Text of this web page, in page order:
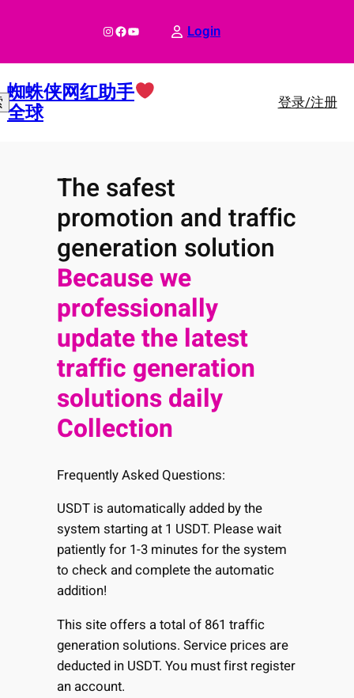
InstagramFacebook YouTube Login
蜘蛛侠网红助手
全球 登录/注册
The safest
promotion and traffic
generation solution
Because we
professionally
update the latest
traffic generation
solutions daily
Collection
Frequently Asked Questions:
USDT is automatically added by the
system starting at 1 USDT. Please wait
patiently for 1-3 minutes for the system
to check and complete the automatic
addition!
This site offers a total of 861 traffic
generation solutions. Service prices are
deducted in USDT. You must first register
an account.